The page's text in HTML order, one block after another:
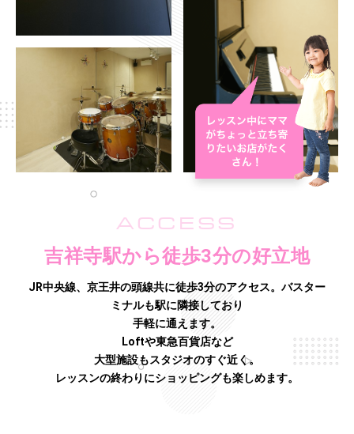
ACCESS
吉祥寺駅から徒歩3分の好立地
JR中央線、京王井の頭線共に徒歩3分のアクセス。バスター
ミナルも駅に隣接しており
手軽に通えます。
Loftや東急百貨店など
大型施設もスタジオのすぐ近く。
レッスンの終わりにショッピングも楽しめます。